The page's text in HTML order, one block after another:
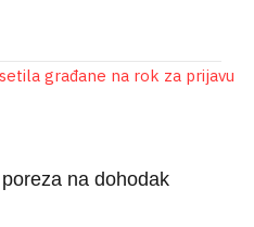
na dohodak